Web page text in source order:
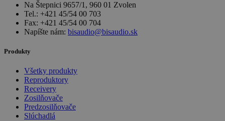
Na Štepnici 9657/1, 960 01 Zvolen
Tel.: +421 45/54 00 703
Fax: +421 45/54 00 704
Napíšte nám: bisaudio@bisaudio.sk
Produkty
Všetky produkty
Reproduktory
Receivery
Zosilňovače
Predzosilňovače
Slúchadlá